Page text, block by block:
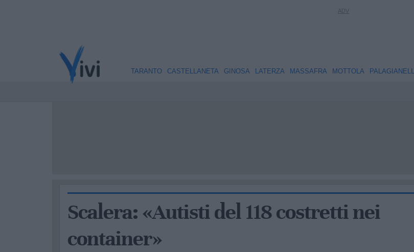
TARANTO CASTELLANETA GINOSA LATERZA MASSAFRA MOTTOLA
Scalera: «Autisti del 118 costretti nei
container»